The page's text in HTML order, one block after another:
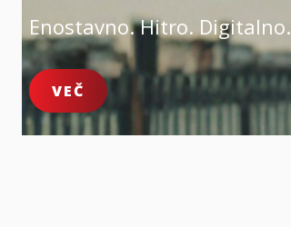
Enostavno. Hitro. Digitalno.
VEČ